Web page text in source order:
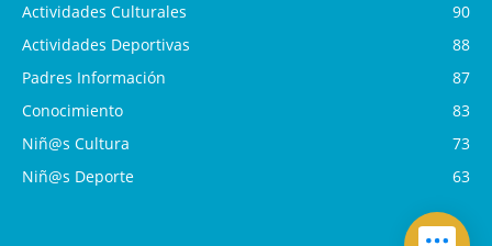
Actividades Culturales
90
Actividades Deportivas
88
Padres Información
87
Conocimiento
83
Niñ@s Cultura
73
Niñ@s Deporte
63